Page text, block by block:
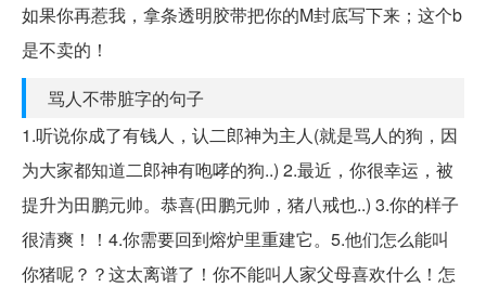
如果你再惹我，拿条透明胶带把你的M封底写下来；这个b
是不卖的！
骂人不带脏字的句子
1.听说你成了有钱人，认二郎神为主人(就是骂人的狗，因
为大家都知道二郎神有咆哮的狗..) 2.最近，你很幸运，被
提升为田鹏元帅。恭喜(田鹏元帅，猪八戒也..) 3.你的样子
很清爽！！4.你需要回到熔炉里重建它。5.他们怎么能叫
你猪呢？？这太离谱了！你不能叫人家父母喜欢什么！怎